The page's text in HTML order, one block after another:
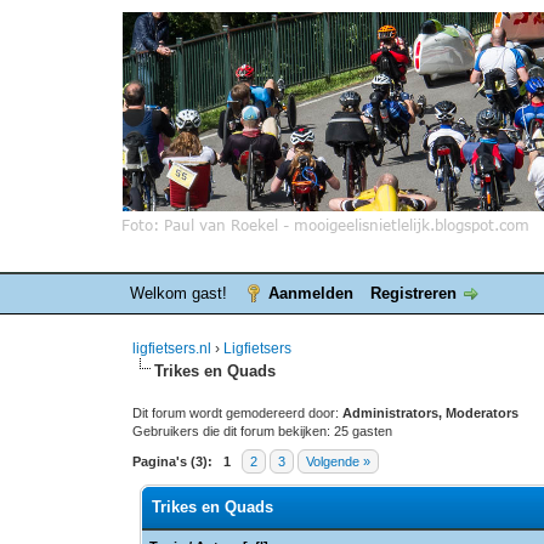
Welkom gast! Aanmelden Registreren
ligfietsers.nl › Ligfietsers
Trikes en Quads
Dit forum wordt gemodereerd door:Administrators, Moderators
Gebruikers die dit forum bekijken: 25 gasten
Pagina's (3): 1 2 3 Volgende »
Trikes en Quads